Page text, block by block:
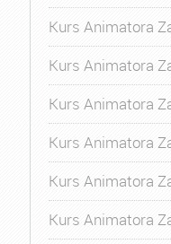
Kurs Animatora
Kurs Animatora
Kurs Animatora
Kurs Animatora
Kurs Animatora
Kurs Animatora